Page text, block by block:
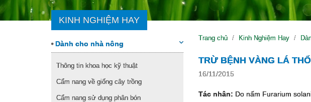
KINH NGHIỆM HAY
Dành cho nhà nông
Thông tin khoa học kỹ thuật
Cẩm nang về giống cây trồng
Cẩm nang sử dụng phân bón
Trang chủ Kinh Nghiệm Hay
TRỪ BỆNH VÀNG LÁ
16/11/2015
Tác nhân: Do nấm Furarium